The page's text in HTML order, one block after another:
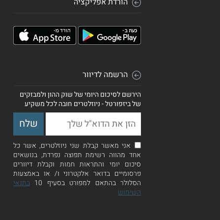
הרשמה לדיוור
הירשם לסיכום היומי של שוק ההון ולמבזקים
של ביזפורטל - ניוזלטרים חובה לכל משקיע
אני מאשר קבלת שני ניוזלטרים, אשר כל
אחד מהווה רשימת תפוצה נפרדת, בנושאים
סיכום יומי והתראות חמות וקבלת דיוורים
פרסומיים בדואר אלקטרוני ו/ או באמצעות
הסלולר בהתאם למפורט בסעיף 10
בתנאי
השימוש